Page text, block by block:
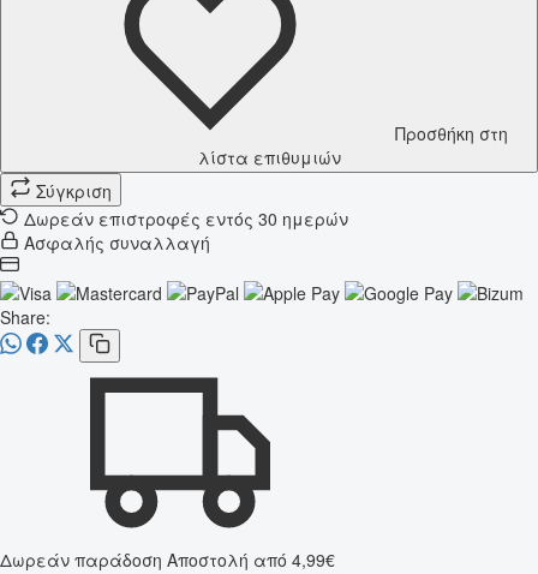
Προσθήκη στη
λίστα επιθυμιών
Σύγκριση
Δωρεάν επιστροφές εντός 30 ημερών
Ασφαλής συναλλαγή
Share:
Δωρεάν παράδοση Αποστολή από 4,99€